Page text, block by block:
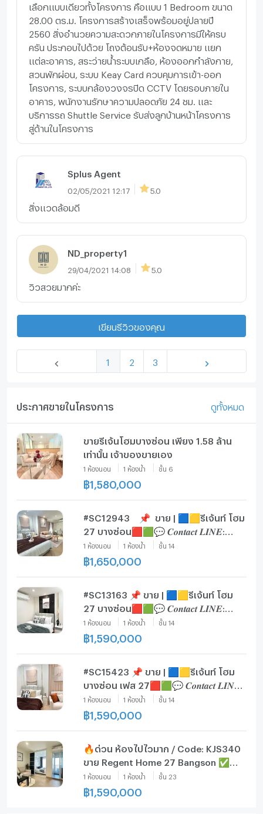
เลือกแบบเดียวทั้งโครงการ คือแบบ 1 Bedroom ขนาด
28.00 ตร.ม. โครงการสร้างเสร็จพร้อมอยู่ปลายปี
2560 สิ่งอำนวยความสะดวกภายในโครงการมีให้ครบ
ครัน ประกอบไปด้วย โถงต้อนรับ+ห้องจดหมาย แยก
แต่ละอาคาร, สระว่ายน้ำระบบเกลือ, ห้องออกกำลังกาย,
สวนพักผ่อน, ระบบ Keay Card ควบคุมการเข้า-ออก
โครงการ, ระบบกล้องวงจรปิด CCTV โดยรอบภายใน
อาคาร, พนักงานรักษาความปลอดภัย 24 ชม. และ
บริการรถ Shuttle Service รับส่งลูกบ้านหน้าโครงการ
สู่ด้านในโครงการ
Splus Agent
02/05/2021 12:17 5.0
สิ่งแวดล้อมดี
ND_property1
29/04/2021 14:08 5.0
วิวสวยมากค่ะ
เขียนรีวิวของคุณ
1 2 3
ประกาศขายในโครงการ ดูทั้งหมด
ขายรีเจ้นโฮมบางซ่อน เพียง 1.58 ล้าน
เท่านั้น เจ้าของขายเอง
1 ห้องนอน 1 ห้องน้ำ ชั้น 6
฿1,580,000
#SC12943​ ​ 📌 ขาย | 🟦🟨รีเจ้นท์ โฮม
27 บางซ่อน​🟥🟩💬 𝑪𝒐𝒏𝒕𝒂𝒄𝒕 𝑳𝑰𝑵𝑬:
@𝒔𝒆𝒄𝒓𝒆𝒕𝒑𝒓𝒐𝒑𝒆𝒓𝒕𝒚 🔥✨
1 ห้องนอน 1 ห้องน้ำ ชั้น 14
฿1,650,000
#SC13163​​ 📌 ขาย | 🟦🟨รีเจ้นท์ โฮม
27 บางซ่อน​🟥🟩💬 𝑪𝒐𝒏𝒕𝒂𝒄𝒕 𝑳𝑰𝑵𝑬:
@𝒔𝒆𝒄𝒓𝒆𝒕𝒑𝒓𝒐𝒑𝒆𝒓𝒕𝒚 🔥✨
1 ห้องนอน 1 ห้องน้ำ ชั้น 14
฿1,590,000
#SC15423 📌 ขาย | 🟦🟨รีเจ้นท์ โฮม
บางซ่อน เฟส 27🟥🟩💬 𝑪𝒐𝒏𝒕𝒂𝒄𝒕 𝑳𝑰𝑵𝑬:
@𝒔𝒆𝒄𝒓𝒆𝒕𝒑𝒓𝒐𝒑𝒆𝒓𝒕𝒚 🔥✨
1 ห้องนอน 1 ห้องน้ำ ชั้น 14
฿1,590,000
🔥ด่วน ห้องไปไวมาก / Code: KJS340
ขาย Regent Home 27 Bangson ✅
Add Line @kjcondo (มี@ด้วยนะคะ)
1 ห้องนอน 1 ห้องน้ำ ชั้น 23
฿1,590,000